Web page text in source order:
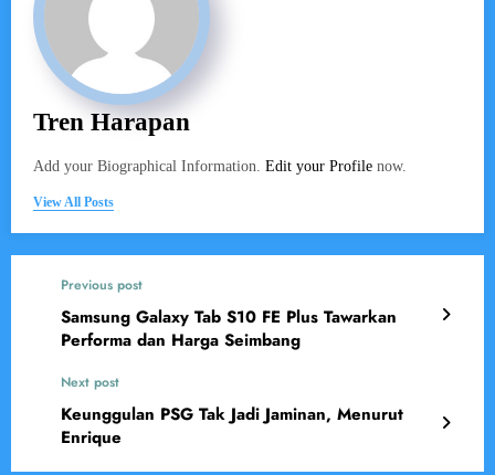
Tren Harapan
Add your Biographical Information. Edit your Profile now.
View All Posts
Previous post
Samsung Galaxy Tab S10 FE Plus Tawarkan
Performa dan Harga Seimbang
Next post
Keunggulan PSG Tak Jadi Jaminan, Menurut
Enrique